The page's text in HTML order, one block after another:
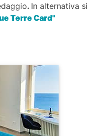
. In alternativa si
Terre Card"